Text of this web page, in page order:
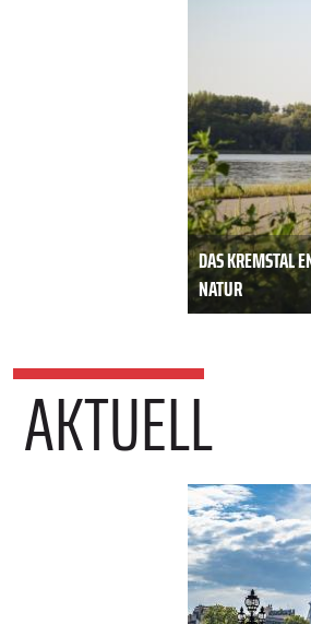
DAS KREMSTAL
NATUR
AKTUELL